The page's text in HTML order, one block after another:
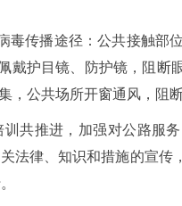
毒传播途径：公共接触
戴护目镜、防护镜，阻
公共场所开窗通风，阻断
共推进，加强对公路服
法律、知识和措施的宣